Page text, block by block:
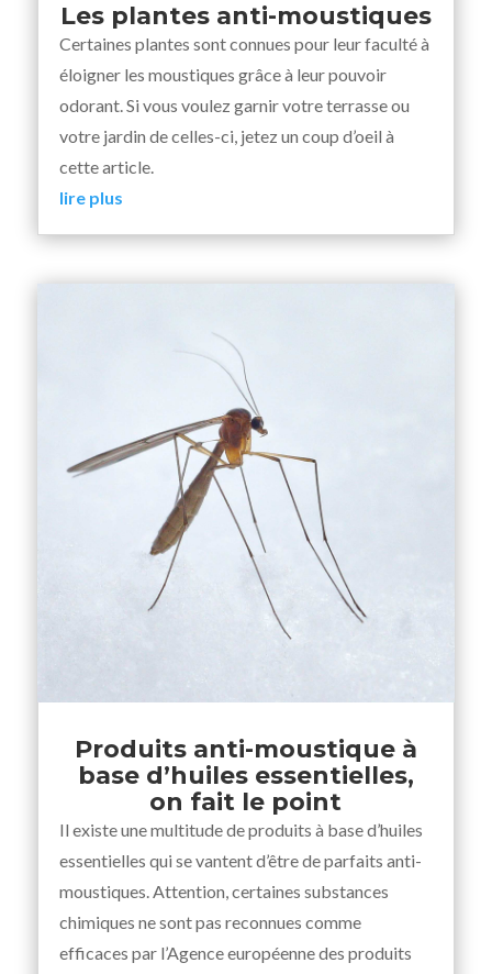
Les plantes anti-moustiques
Certaines plantes sont connues pour leur faculté à
éloigner les moustiques grâce à leur pouvoir
odorant. Si vous voulez garnir votre terrasse ou
votre jardin de celles-ci, jetez un coup d’oeil à
cette article.
lire plus
Produits anti-moustique à
base d’huiles essentielles,
on fait le point
Il existe une multitude de produits à base d’huiles
essentielles qui se vantent d’être de parfaits anti-
moustiques. Attention, certaines substances
chimiques ne sont pas reconnues comme
efficaces par l’Agence européenne des produits